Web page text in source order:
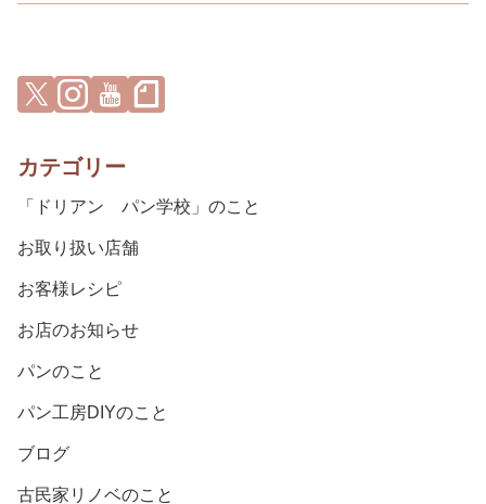
カテゴリー
「ドリアン パン学校」のこと
お取り扱い店舗
お客様レシピ
お店のお知らせ
パンのこと
パン工房DIYのこと
ブログ
古民家リノベのこと